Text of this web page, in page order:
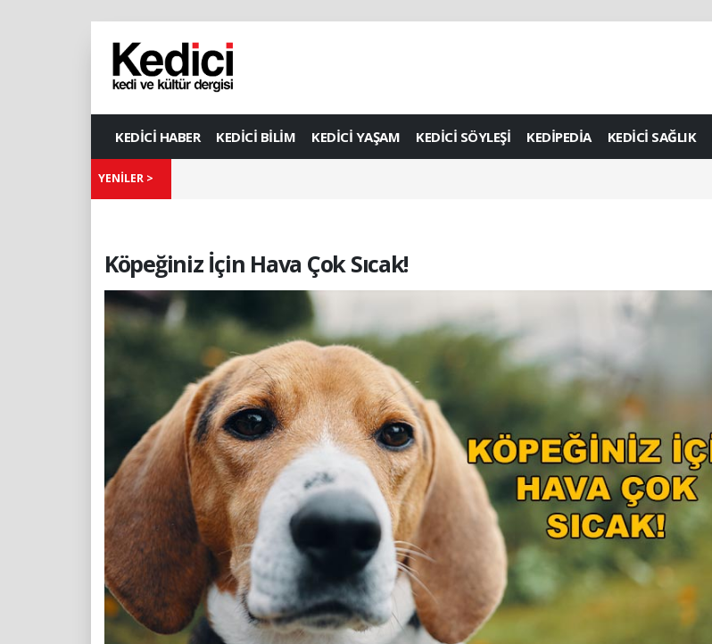
KEDİCİ HABER KEDİCİ BİLİM KEDİCİ YAŞAM KEDİCİ SÖYLEŞİ KEDİPEDİA KEDİCİ SAĞLIK
YENİLER >
Köpeğiniz İçin Hava Çok Sıcak!